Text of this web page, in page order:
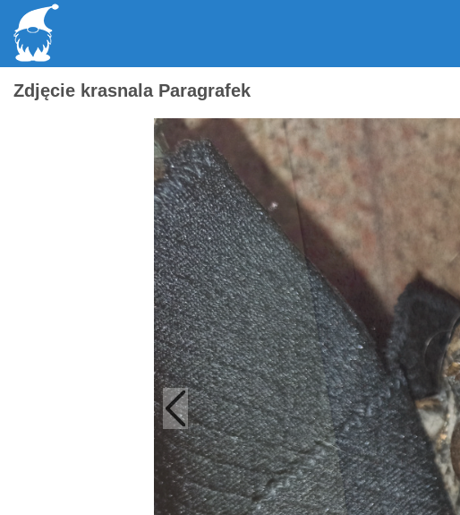
Zdjęcie krasnala Paragrafek